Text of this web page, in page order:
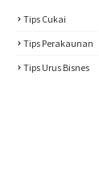
Tips Cukai
Tips Perakaunan
Tips Urus Bisnes